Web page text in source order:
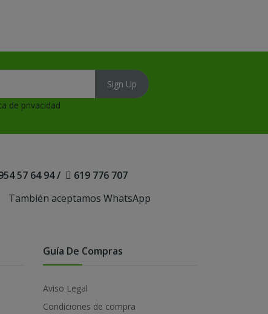
de privacidad
57 64 94/
619 776 707
También aceptamos WhatsApp
Guía De Compras
Aviso Legal
Condiciones de compra